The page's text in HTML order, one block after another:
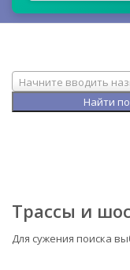
Начните вводить
Трассы и
Для сужения поиска